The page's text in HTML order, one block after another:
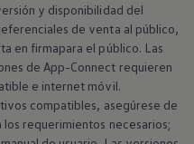
y disponibilidad del
de venta al público,
en firmapara el público. Las
de App-Connect requieren
e internet móvil.
compatibles, asegúrese de
requerimientos necesarios;